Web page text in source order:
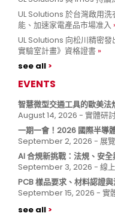
UL Solutions 於台灣啟用
能、加速家電產品市場准入
UL Solutions 向松川精密
實驗室計畫》資格證書
see all
EVENTS
智慧微型交通工具的歐美法
August 14, 2026 - 實體研
一期一會！2026 國際半導
September 2, 2026 - 展
AI 合規新挑戰：法規、安
September 3, 2026 - 線
PCB 樣品要求、材料認證
September 15, 2026 - 實
see all